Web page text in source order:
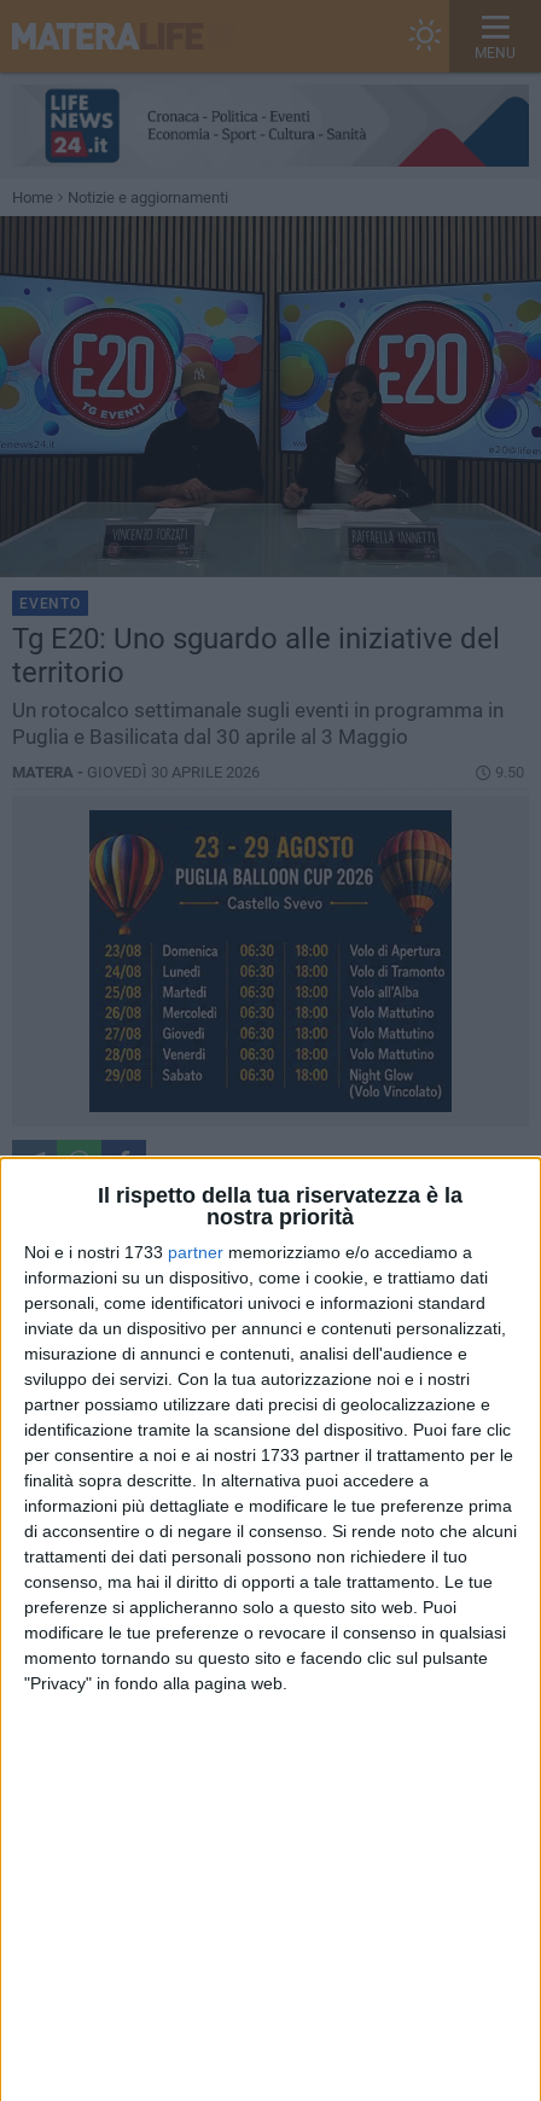
Il rispetto della tua riservatezza è la
nostra priorità
Noi e i nostri 1733 partner memorizziamo e/o accediamo a
informazioni su un dispositivo, come i cookie, e trattiamo dati
personali, come identificatori univoci e informazioni standard
inviate da un dispositivo per annunci e contenuti personalizzati,
misurazione di annunci e contenuti, analisi dell'audience e
sviluppo dei servizi. Con la tua autorizzazione noi e i nostri
partner possiamo utilizzare dati precisi di geolocalizzazione e
identificazione tramite la scansione del dispositivo. Puoi fare clic
per consentire a noi e ai nostri 1733 partner il trattamento per le
finalità sopra descritte. In alternativa puoi accedere a
informazioni più dettagliate e modificare le tue preferenze prima
di acconsentire o di negare il consenso. Si rende noto che alcuni
trattamenti dei dati personali possono non richiedere il tuo
consenso, ma hai il diritto di opporti a tale trattamento. Le tue
preferenze si applicheranno solo a questo sito web. Puoi
modificare le tue preferenze o revocare il consenso in qualsiasi
momento tornando su questo sito e facendo clic sul pulsante
"Privacy" in fondo alla pagina web.
MENU
Home Notizie e aggiornamenti
EVENTO
Tg E20: Uno sguardo alle iniziative del
territorio
Un rotocalco settimanale sugli eventi in programma in
Puglia e Basilicata dal 30 aprile al 3 Maggio
MATERA - GIOVEDÌ 30 APRILE 2026 9.50
Uno speciale tg che informa sugli eventi del territorio? Esiste
conoscere una serie di iniziative tra sagre, concerti,
spettacoli teatrali e manifestazioni culturali di ogni genere
che si svolgono tra Puglia e Basilicata.
Un format settimanale proposto dalla testata giornalistica
lifenews24.it, in collaborazione con Gravinalife, Altamuralife
e Materalife condotto da due speciali ambasciatori della
cultura e dello spettacolo come Vincenzo Forzati e Raffaella
Iannetti.
Un appuntamento per chi vuole tenersi informato sugli
eventi proposti nel territorio lucano e pugliese.
In questa puntata vi informiamo sugli eventi in programma
dal 30 Aprile al 3 Maggio 2026.